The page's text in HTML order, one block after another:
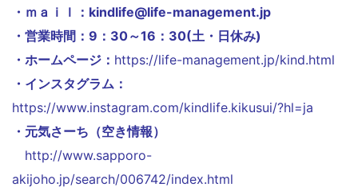
・ｍａｉｌ：kindlife@life-management.jp
・営業時間：9：30～16：30(土・日休み)
・ホームページ： https://life-management.jp/kind.html
・インスタグラム：
https://www.instagram.com/kindlife.kikusui/?hl=ja
・元気さーち（空き情報）
http://www.sapporo-
akijoho.jp/search/006742/index.html